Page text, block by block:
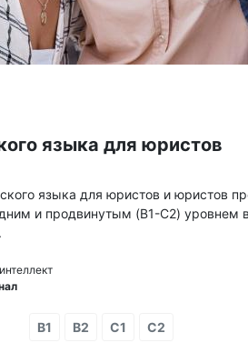
языка для юристов
языка для юристов и юристов
и продвинутым (B1-C2) уровнем
B1 B2 C1 C2